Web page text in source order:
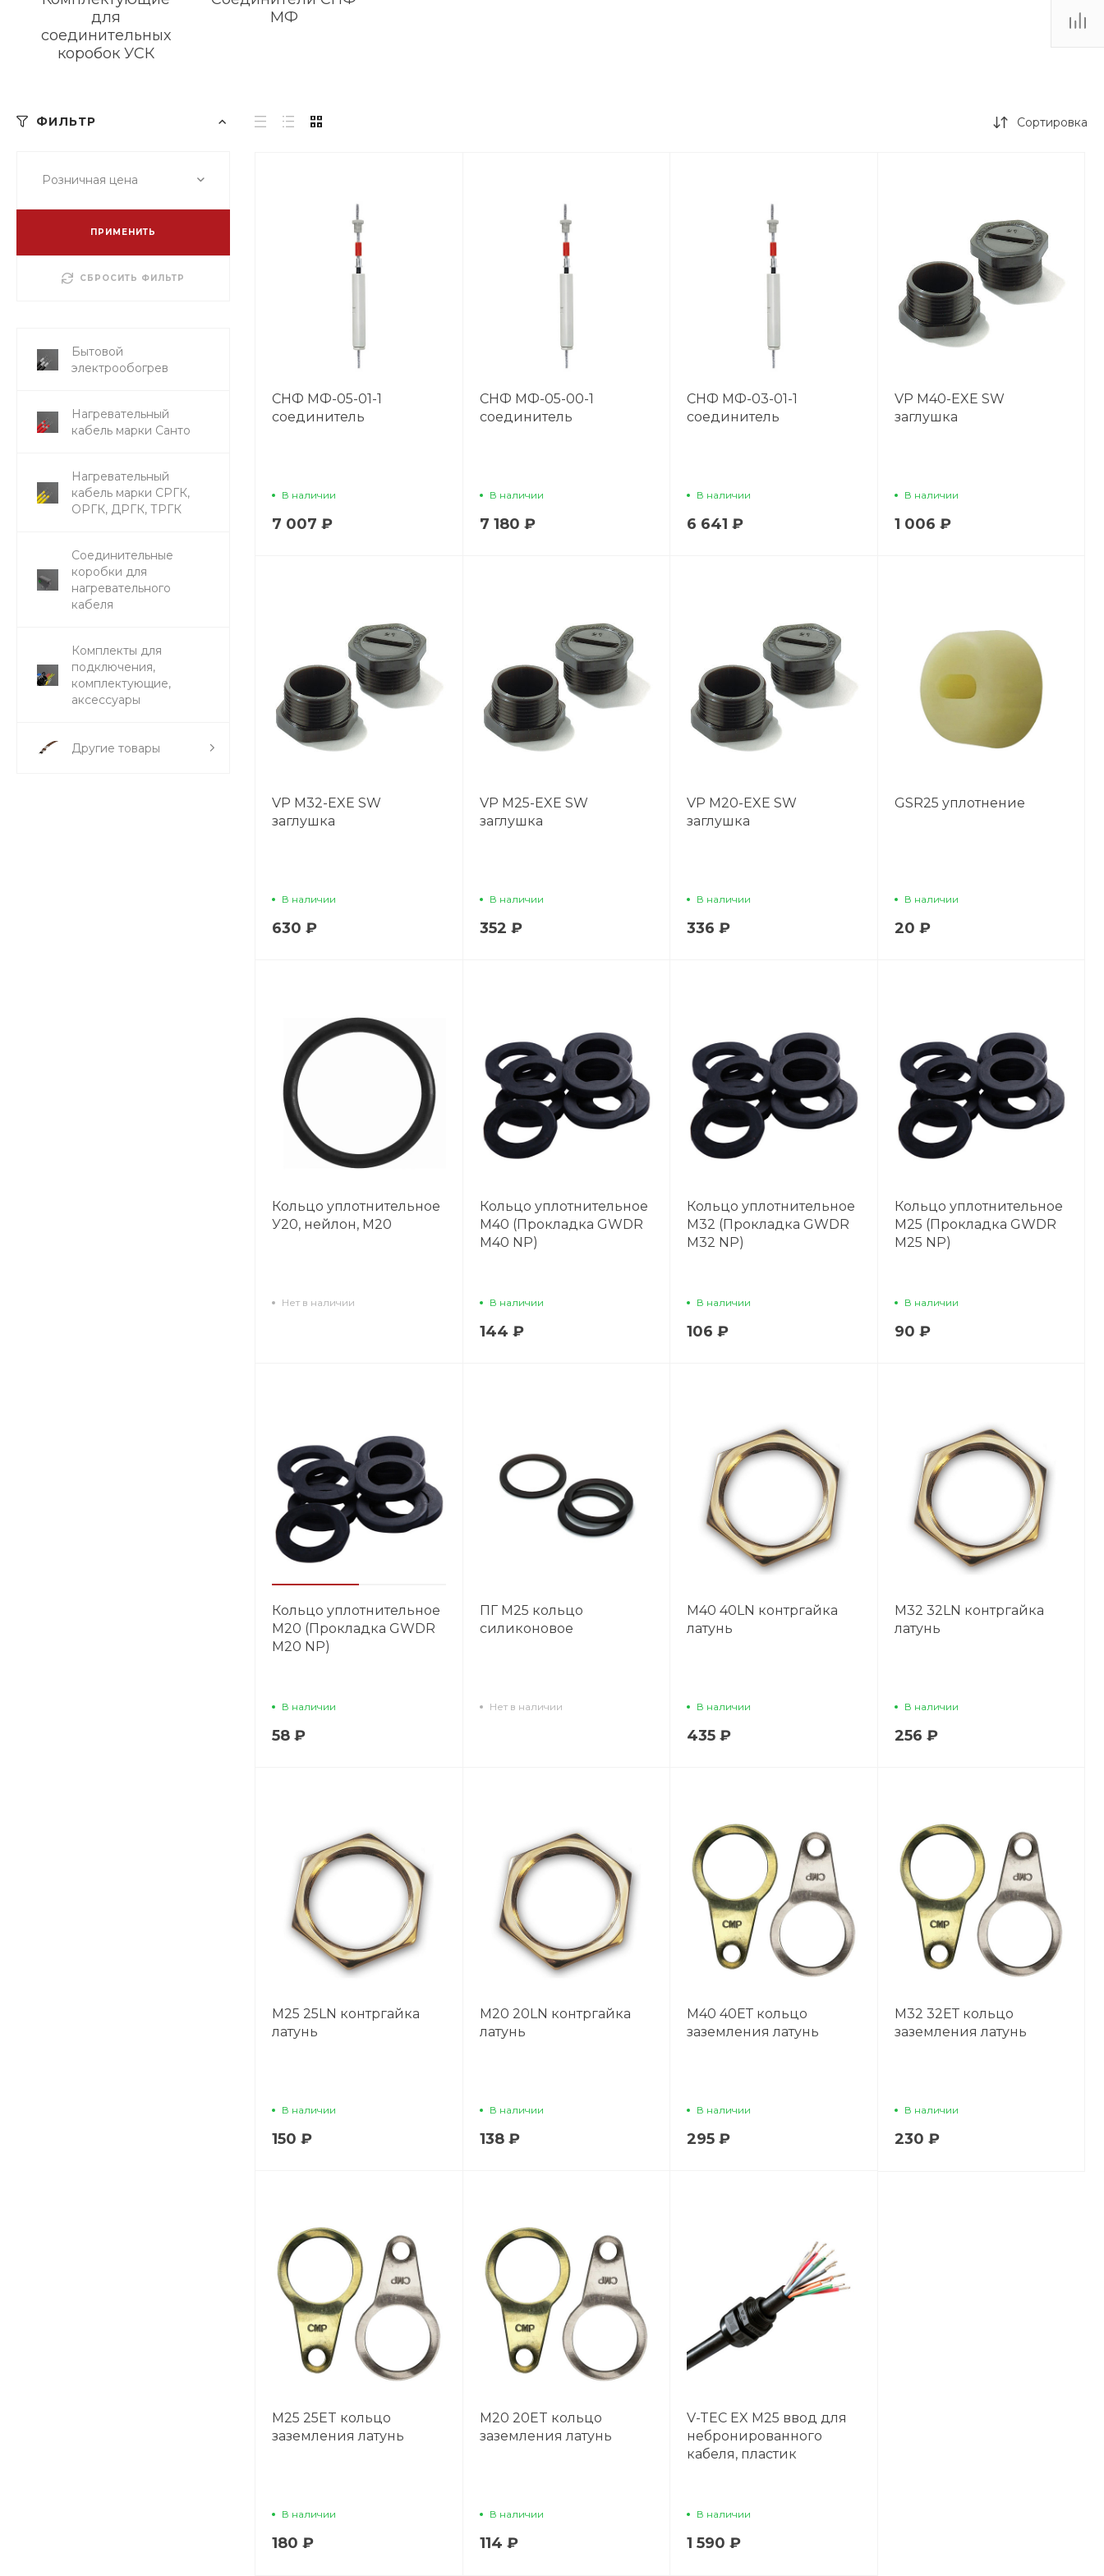
для
соединительных
коробок УСК
МФ
ФИЛЬТР
Розничная цена
ПРИМЕНИТЬ
СБРОСИТЬ ФИЛЬТР
Бытовой
электрообогрев
Нагревательный
кабель марки Санто
Нагревательный
кабель марки СРГК,
ОРГК, ДРГК, ТРГК
Соединительные
коробки для
нагревательного
кабеля
Комплекты для
подключения,
комплектующие,
аксессуары
Другие товары
Сортировка
СНФ МФ-05-01-1
соединитель
В наличии
7 007 ₽
СНФ МФ-05-00-1
соединитель
В наличии
7 180 ₽
СНФ МФ-03-01-1
соединитель
В наличии
6 641 ₽
VP M40-EXE SW
заглушка
В наличии
1 006 ₽
VP M32-EXE SW
заглушка
В наличии
630 ₽
VP M25-EXE SW
заглушка
В наличии
352 ₽
VP M20-EXE SW
заглушка
В наличии
336 ₽
GSR25 уплотнение
В наличии
20 ₽
Кольцо уплотнительное
У20, нейлон, М20
Нет в наличии
Кольцо уплотнительное
М40 (Прокладка GWDR
M40 NP)
В наличии
144 ₽
Кольцо уплотнительное
М32 (Прокладка GWDR
M32 NP)
В наличии
106 ₽
Кольцо уплотнительное
М25 (Прокладка GWDR
M25 NP)
В наличии
90 ₽
Кольцо уплотнительное
М20 (Прокладка GWDR
M20 NP)
В наличии
58 ₽
ПГ М25 кольцо
силиконовое
Нет в наличии
М40 40LN контргайка
латунь
В наличии
435 ₽
М32 32LN контргайка
латунь
В наличии
256 ₽
М25 25LN контргайка
латунь
В наличии
150 ₽
М20 20LN контргайка
латунь
В наличии
138 ₽
М40 40ЕТ кольцо
заземления латунь
В наличии
295 ₽
М32 32ЕТ кольцо
заземления латунь
В наличии
230 ₽
М25 25ET кольцо
заземления латунь
В наличии
180 ₽
М20 20ET кольцо
заземления латунь
В наличии
114 ₽
V-TEC EX М25 ввод для
небронированного
кабеля, пластик
В наличии
1 590 ₽